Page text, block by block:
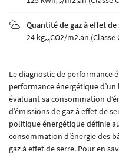
VENDUS
AVIS
ACTUALITÉS
- ESTIMATION
EP

Quantité de gaz à effet de
24 kgeqCO2/m2.an (Classe
Le diagnostic de performance
performance énergétique
évaluant sa consommation
d’émissions de gaz à effet de
politique énergétique définie
consommation d’énergie des
gaz à effet de serre. Pour en